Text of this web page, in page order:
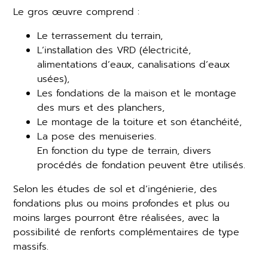
Le gros œuvre comprend :
Le terrassement du terrain,
L’installation des VRD (électricité,
alimentations d’eaux, canalisations d’eaux
usées),
Les fondations de la maison et le montage
des murs et des planchers,
Le montage de la toiture et son étanchéité,
La pose des menuiseries.
En fonction du type de terrain, divers
procédés de fondation peuvent être utilisés.
Selon les études de sol et d’ingénierie, des
fondations plus ou moins profondes et plus ou
moins larges pourront être réalisées, avec la
possibilité de renforts complémentaires de type
massifs.